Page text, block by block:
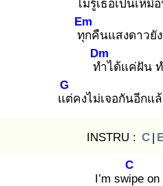
ไม่รู้เธอเป็นเหมื
ทุก
Em
คืนแสงดาวยั
ทำ
Dm
ได้แค่ฝัน
แต่
G
คงไม่เจอกันอีกแ
INSTRU : C |
I’m swip
C
e on